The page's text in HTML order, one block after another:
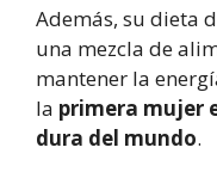
Además, su dieta
una mezcla de
mantener la
la primera mujer
dura del mundo.